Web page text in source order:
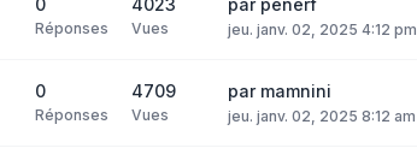
Réponses Vues jeu. janv. 02, 2025 4:12 pm
0
Réponses
4709
Vues
par mamnini
jeu. janv. 02, 2025 8:12 am